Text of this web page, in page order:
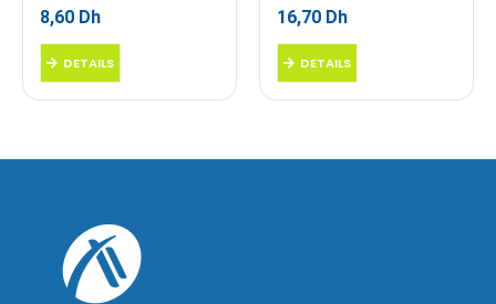
8,60 Dh
DETAILS
16,70 Dh
DETAILS